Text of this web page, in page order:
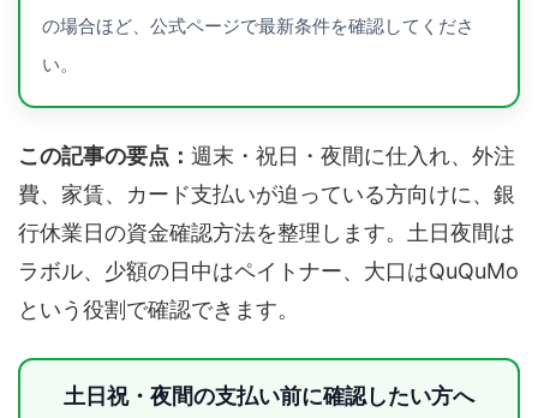
の場合ほど、公式ページで最新条件を確認してくださ
い。
この記事の要点： 週末・祝日・夜間に仕入れ、外注
費、家賃、カード支払いが迫っている方向けに、銀
行休業日の資金確認方法を整理します。土日夜間は
ラボル、少額の日中はペイトナー、大口はQuQuMo
という役割で確認できます。
土日祝・夜間の支払い前に確認したい方へ